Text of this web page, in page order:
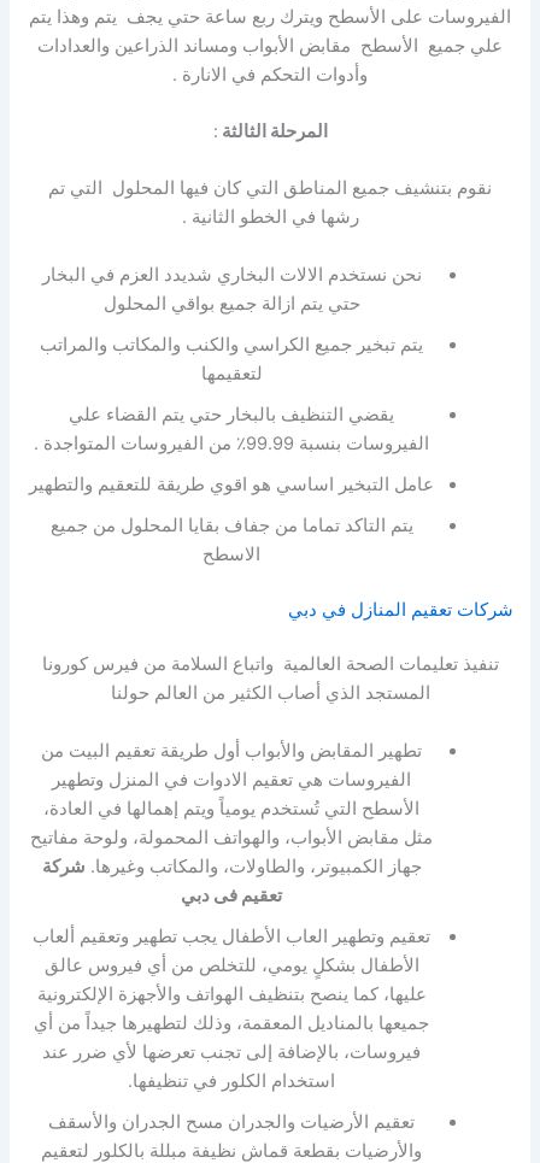
الفيروسات على الأسطح ويترك ربع ساعة حتي يجف يتم وهذا يتم
علي جميع الأسطح مقابض الأبواب ومساند الذراعين والعدادات
وأدوات التحكم في الانارة .
المرحلة الثالثة :
نقوم بتنشيف جميع المناطق التي كان فيها المحلول التي تم
رشها في الخطو الثانية .
نحن نستخدم الالات البخاري شديدد العزم في البخار
حتي يتم ازالة جميع بواقي المحلول
يتم تبخير جميع الكراسي والكنب والمكاتب والمراتب
لتعقيمها
يقضي التنظيف بالبخار حتي يتم القضاء علي
الفيروسات بنسبة 99.99٪ من الفيروسات المتواجدة .
عامل التبخير اساسي هو اقوي طريقة للتعقيم والتطهير
يتم التاكد تماما من جفاف بقايا المحلول من جميع
الاسطح
شركات تعقيم المنازل في دبي
تنفيذ تعليمات الصحة العالمية واتباع السلامة من فيرس كورونا
المستجد الذي أصاب الكثير من العالم حولنا
تطهير المقابض والأبواب أول طريقة تعقيم البيت من
الفيروسات هي تعقيم الادوات في المنزل وتطهير
الأسطح التي تُستخدم يومياً ويتم إهمالها في العادة،
مثل مقابض الأبواب، والهواتف المحمولة، ولوحة مفاتيح
جهاز الكمبيوتر، والطاولات، والمكاتب وغيرها. شركة
تعقيم فى دبي
تعقيم وتطهير العاب الأطفال يجب تطهير وتعقيم ألعاب
الأطفال بشكلٍ يومي، للتخلص من أي فيروس عالق
عليها، كما ينصح بتنظيف الهواتف والأجهزة الإلكترونية
جميعها بالمناديل المعقمة، وذلك لتطهيرها جيداً من أي
فيروسات، بالإضافة إلى تجنب تعرضها لأي ضرر عند
استخدام الكلور في تنظيفها.
تعقيم الأرضيات والجدران مسح الجدران والأسقف
والأرضيات بقطعة قماش نظيفة مبللة بالكلور لتعقيم